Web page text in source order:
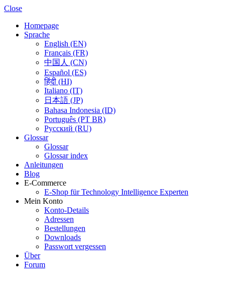
Close
Homepage
Sprache
English (EN)
Français (FR)
中国人 (CN)
Español (ES)
हिंदी (HI)
Italiano (IT)
日本語 (JP)
Bahasa Indonesia (ID)
Português (PT BR)
Pусский (RU)
Glossar
Glossar
Glossar index
Anleitungen
Blog
E-Commerce
E-Shop für Technology Intelligence Experten
Mein Konto
Konto-Details
Adressen
Bestellungen
Downloads
Passwort vergessen
Über
Forum